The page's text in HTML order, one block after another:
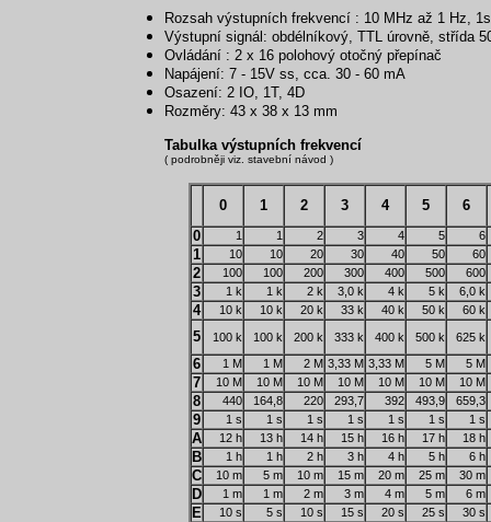
Rozsah výstupních frekvencí : 10 MHz až 1 Hz,
Výstupní signál: obdélníkový, TTL úrovně, střída
Ovládání : 2 x 16 polohový otočný přepínač
Napájení: 7 - 15V ss, cca. 30 - 60 mA
Osazení: 2 IO, 1T, 4D
Rozměry: 43 x 38 x 13 mm
Tabulka výstupních frekvencí
( podrobněji viz. stavební návod )
0 1 2 3 4 5
6
0
1 1 2 3 4 5 6
1 10 10 20 30 40 50 60
2 100 100 200 300 400 500 600
3 1 k 1 k 2 k 3,0 k 4 k 5 k 6,0 k
4 10 k 10 k 20 k 33 k 40 k 50 k 60 k
5 100 k 100 k 200 k 333 k 400 k 500 k 625 k
6 1 M 1 M 2 M 3,33 M 3,33 M 5 M 5 M
7 10 M 10 M 10 M 10 M 10 M 10 M 10 M
8 440 164,8 220 293,7 392 493,9 659,3
9 1 s 1 s 1 s 1 s 1 s 1 s 1 s
A 12 h 13 h 14 h 15 h 16 h 17 h 18 h
B 1 h 1 h 2 h 3 h 4 h 5 h 6 h
C 10 m 5 m 10 m 15 m 20 m 25 m 30 m
D 1 m 1 m 2 m 3 m 4 m 5 m 6 m
E 10 s 5 s 10 s 15 s 20 s 25 s 30 s